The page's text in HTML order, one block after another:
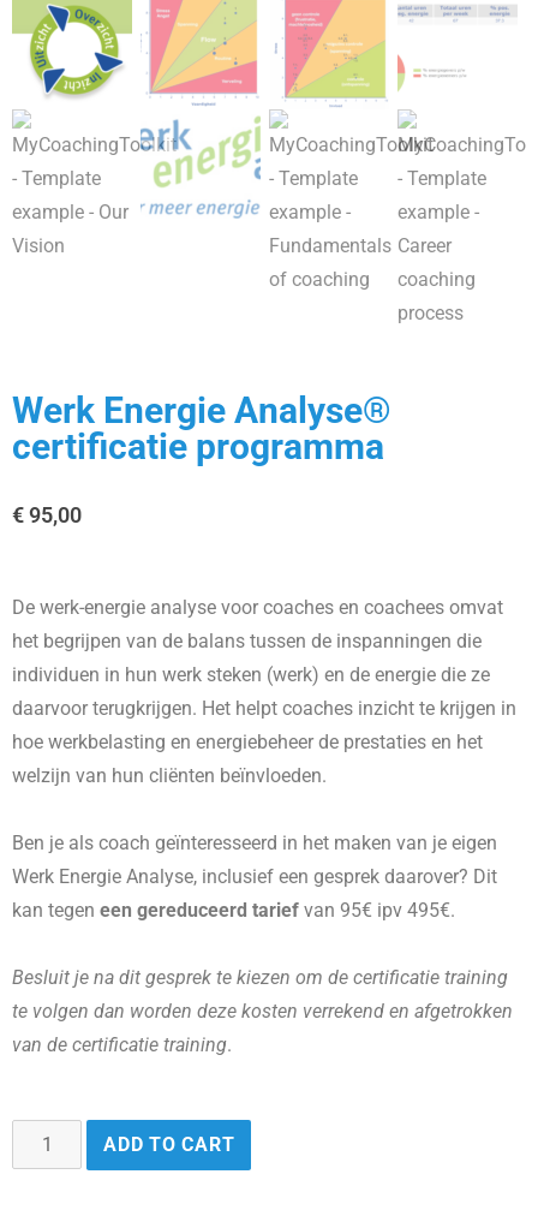
Werk Energie Analyse®
certificatie programma
€95,00
De werk-energie analyse voor coaches en coachees omvat
het begrijpen van de balans tussen de inspanningen die
individuen in hun werk steken (werk) en de energie die ze
daarvoor terugkrijgen. Het helpt coaches inzicht te krijgen in
hoe werkbelasting en energiebeheer de prestaties en het
welzijn van hun cliënten beïnvloeden.
Ben je als coach geïnteresseerd in het maken van je eigen
Werk Energie Analyse, inclusief een gesprek daarover? Dit
kan tegen een gereduceerd tarief van 95€ ipv 495€.
Besluit je na dit gesprek te kiezen om de certificatie training
te volgen dan worden deze kosten verrekend en afgetrokken
van de certificatie training.
ADD TO CART